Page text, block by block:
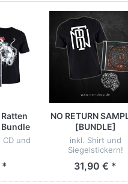
CD und
*
NO RETURN
[BUNDLE]
inkl. Shirt und
Siegelstickern!
31,90 € *